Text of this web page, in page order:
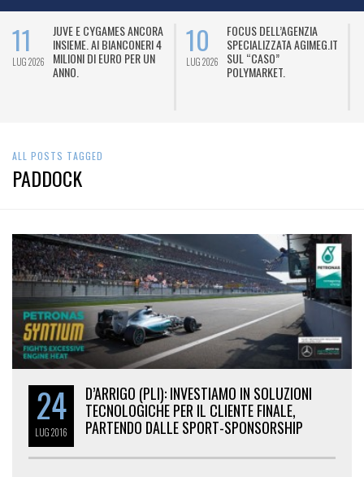
11
LUG 2026
JUVE E CYGAMES ANCORA
INSIEME. AI BIANCONERI 4
MILIONI DI EURO PER UN
ANNO.
10
LUG 2026
FOCUS DELL’AGENZIA
SPECIALIZZATA AGIMEG.IT
SUL “CASO”
POLYMARKET.
ALL POSTS TAGGED
PADDOCK
24
LUG2016
D’ARRIGO (PLI): INVESTIAMO IN SOLUZIONI
TECNOLOGICHE PER IL CLIENTE FINALE,
PARTENDO DALLE SPORT-SPONSORSHIP